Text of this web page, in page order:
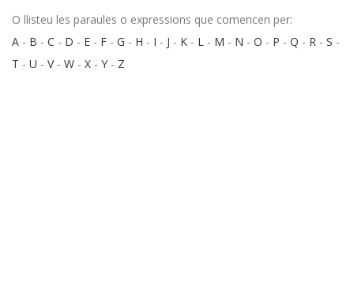
O llisteu les paraules o expressions que comencen per:
A - B - C - D - E - F - G - H - I - J - K - L - M - N - O - P - Q - R - S -
T - U - V- W - X - Y - Z